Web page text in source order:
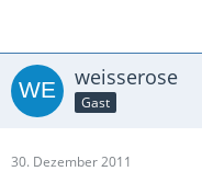
weisserose
Gast
30. Dezember 2011